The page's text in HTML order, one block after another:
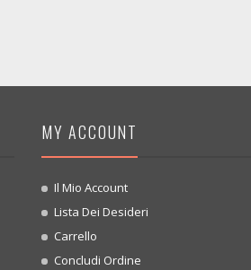
MY ACCOUNT
Il Mio Account
Lista Dei Desideri
Carrello
Concludi Ordine